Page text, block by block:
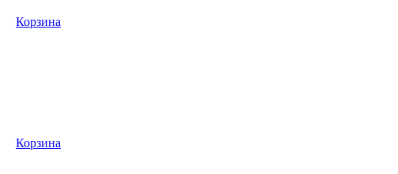
Корзина
Корзина